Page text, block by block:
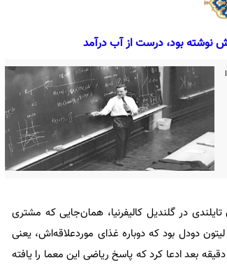
نوشته بود، درست از آب درآمد
در گلندیل کالیفرنیا، همان‌جایی که مشتری
دودل بود که دوباره غذای موردعلاقه‌اش، یعنی
بعد ادعا کرد که پاسخ ریاضی این معما را یافته